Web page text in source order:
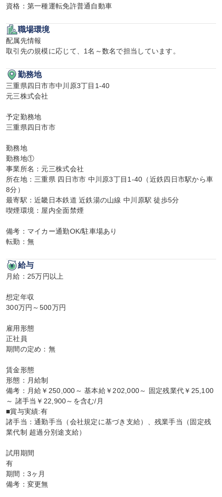
資格：第一種運転免許普通自動車
職場環境
配属先情報
取引先の規模に応じて、1名～数名で担当しています。
勤務地
三重県四日市市中川原3丁目1-40
元三株式会社
予定勤務地
三重県四日市市
勤務地
勤務地①
事業所名：元三株式会社
所在地：三重県 四日市市 中川原3丁目1-40（近鉄四日市駅から車
8分）
最寄駅：近畿日本鉄道 近鉄湯の山線 中川原駅 徒歩5分
喫煙環境：屋内全面禁煙
備考：マイカー通勤OK/駐車場あり
転勤：無
給与
月給：25万円以上
想定年収
300万円～500万円
雇用形態
正社員
期間の定め：無
賃金形態
形態：月給制
備考：月給￥250,000～ 基本給￥202,000～ 固定残業代￥25,100
～ 諸手当￥22,900～を含む/月
■賞与実績:有
諸手当：通勤手当（会社規定に基づき支給）、残業手当（固定残
業代制 超過分別途支給）
試用期間
有
期間：3ヶ月
備考：変更無